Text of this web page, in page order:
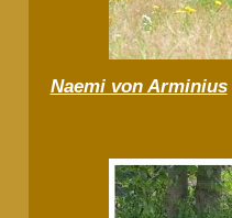
Naemi von Arminius